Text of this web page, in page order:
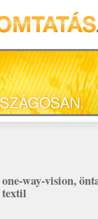
one-way-vision,
textil